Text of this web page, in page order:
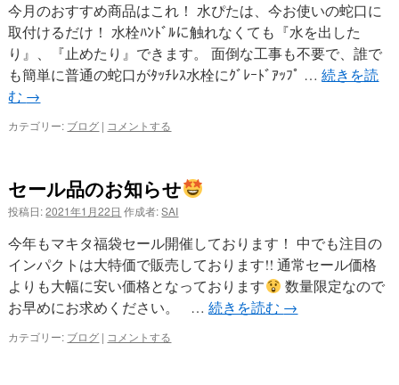
プ
今月のおすすめ商品はこれ！ 水ぴたは、今お使いの蛇口に
取付けるだけ！ 水栓ﾊﾝﾄﾞﾙに触れなくても『水を出した
り』、『止めたり』できます。 面倒な工事も不要で、誰で
も簡単に普通の蛇口がﾀｯﾁﾚｽ水栓にｸﾞﾚｰﾄﾞｱｯﾌﾟ …続きを読
む →
カテゴリー: ブログ | コメントする
セール品のお知らせ
投稿日: 2021年1月22日 作成者: SAI
今年もマキタ福袋セール開催しております！ 中でも注目の
インパクトは大特価で販売しております!! 通常セール価格
よりも大幅に安い価格となっております
数量限定なので
お早めにお求めください。 …続きを読む →
カテゴリー: ブログ | コメントする